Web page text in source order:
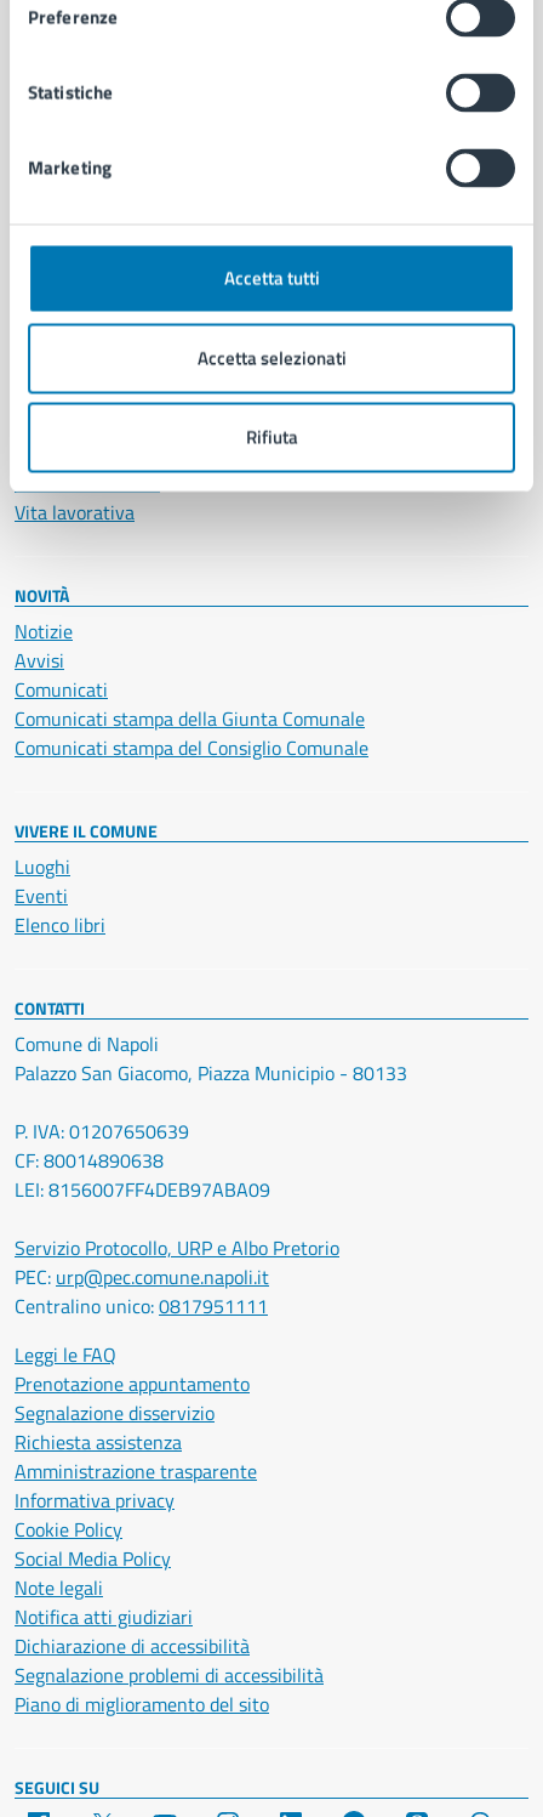
Preferenze
Statistiche
Marketing
Accetta tutti
Accetta selezionati
Rifiuta
Politici
Intranet, posta aziendale e protocollo
CATEGORIE DI SERVIZIO
Anagrafe e stato civile
Cultura e tempo libero
Documenti e certificati
Educazione e formazione
Giustizia e sicurezza pubblica
Salute, benessere e assistenza
Servizi Cimiteriali
Vita lavorativa
NOVITÀ
Notizie
Avvisi
Comunicati
Comunicati stampa della Giunta Comunale
Comunicati stampa del Consiglio Comunale
VIVERE IL COMUNE
Luoghi
Eventi
Elenco libri
CONTATTI
Comune di Napoli
Palazzo San Giacomo, Piazza Municipio - 80133
P. IVA: 01207650639
CF: 80014890638
LEI: 8156007FF4DEB97ABA09
Servizio Protocollo, URP e Albo Pretorio
PEC: urp@pec.comune.napoli.it
Centralino unico:0817951111
Leggi le FAQ
Prenotazione appuntamento
Segnalazione disservizio
Richiesta assistenza
Amministrazione trasparente
Informativa privacy
Cookie Policy
Social Media Policy
Note legali
Notifica atti giudiziari
Dichiarazione di accessibilità
Segnalazione problemi di accessibilità
Piano di miglioramento del sito
SEGUICI SU